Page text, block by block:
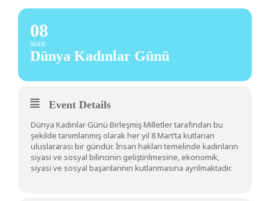
08
MAR
Dünya Kadınlar Günü
Event Details
Dünya Kadınlar Günü Birleşmiş Milletler tarafından bu
şekilde tanımlanmış olarak her yıl 8 Mart’ta kutlanan
uluslararası bir gündür. İnsan hakları temelinde kadınların
siyasi ve sosyal bilincinin geliştirilmesine, ekonomik,
siyasi ve sosyal başarılarının kutlanmasına ayrılmaktadır.